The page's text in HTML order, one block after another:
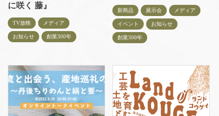
に咲く 藤』
TV放映 メディア
お知らせ 創業300年
新商品 展示会 メディア
イベント お知らせ
創業300年